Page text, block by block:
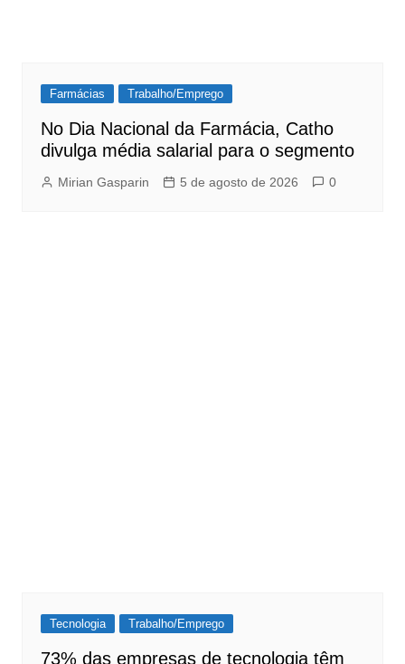
Farmácias Trabalho/Emprego
No Dia Nacional da Farmácia, Catho
divulga média salarial para o segmento
Mirian Gasparin 5 de agosto de 2026 0
Tecnologia Trabalho/Emprego
73% das empresas de tecnologia têm